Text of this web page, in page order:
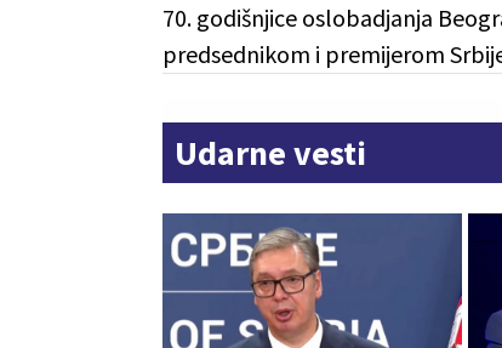
70. godišnjice oslobadjanja
predsednikom i premijerom
Udarne vesti